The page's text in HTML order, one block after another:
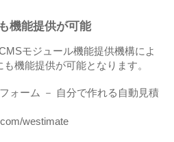
機能提供が可能
モジュール機能提供機構によ
機能提供が可能となります。
ォーム － 自分で作れる自動見積
westimate